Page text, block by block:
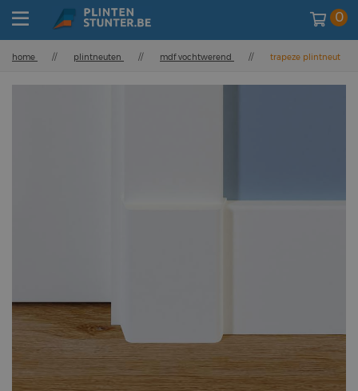
0
home // plintneuten // mdf vochtwerend // trapeze plintneut